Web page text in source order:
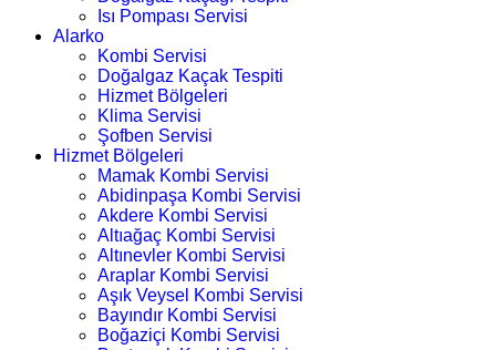
Isı Pompası Servisi
Alarko
Kombi Servisi
Doğalgaz Kaçak Tespiti
Hizmet Bölgeleri
Klima Servisi
Şofben Servisi
Hizmet Bölgeleri
Mamak Kombi Servisi
Abidinpaşa Kombi Servisi
Akdere Kombi Servisi
Altıağaç Kombi Servisi
Altınevler Kombi Servisi
Araplar Kombi Servisi
Aşık Veysel Kombi Servisi
Bayındır Kombi Servisi
Boğaziçi Kombi Servisi